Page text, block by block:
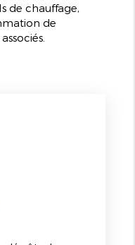
de chauffage,
de